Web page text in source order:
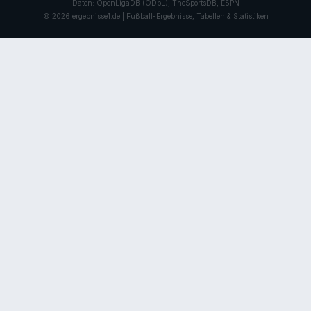
Daten: OpenLigaDB (ODbL), TheSportsDB, ESPN
© 2026 ergebnisse1.de | Fußball-Ergebnisse, Tabellen & Statistiken